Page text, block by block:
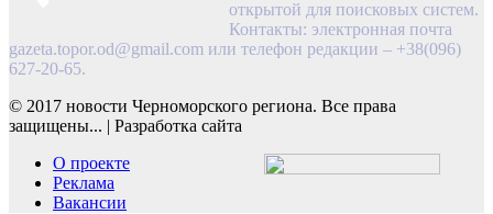
открытой для поисковых систем.
Контакты: электронная почта
gazeta.topor.od@gmail.com или телефон редакции – +38(096)
627-20-65.
© 2017 новости Черноморского региона. Все права
защищены... | Разработка сайта
О проекте
Реклама
Вакансии